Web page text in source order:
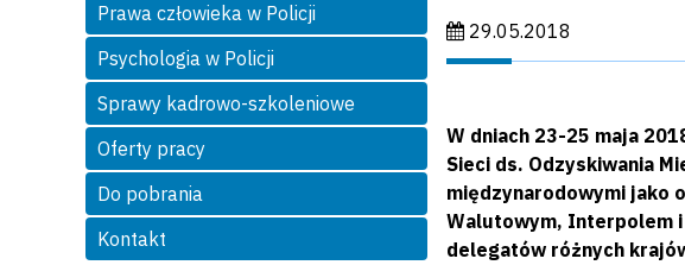
Prawa człowieka w Policji
Psychologia w Policji
Sprawy kadrowo-szkoleniowe
Oferty pracy
Do pobrania
Kontakt
Data publikacji:
29.05.2018
W dniach 23-25 maja
Sieci ds. Odzyskiwania
międzynarodowymi jako
Walutowym, Interpolem i
delegatów różnych